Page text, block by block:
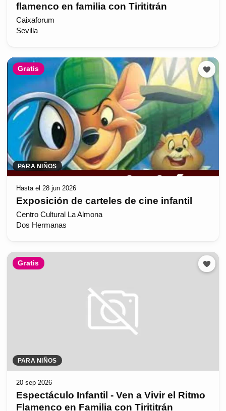
flamenco en familia con Tirititrán
Caixaforum
Sevilla
Gratis
PARA NIÑOS
Hasta el 28 jun 2026
Exposición de carteles de cine infantil
Centro Cultural La Almona
Dos Hermanas
Gratis
PARA NIÑOS
20 sep 2026
Espectáculo Infantil - Ven a Vivir el Ritmo
Flamenco en Familia con Tirititrán